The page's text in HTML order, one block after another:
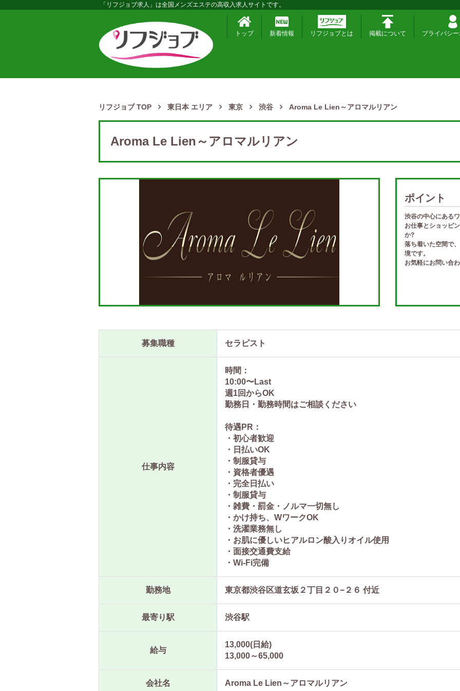
「リフジョブ求人」は全国メンズエステの高収入求人サイトです。
トップ 新着情報 リフジョブとは 掲載について プライバシ
リフジョブ TOP 東日本 エリア 東京 渋谷 Aroma Le Lien～アロマルリアン
Aroma Le Lien～アロマルリアン
ポイント
渋谷の中心にある
お仕事とショッピ
か?
落ち着いた空間で
境です。
お気軽にお問い合
募集職種 セラピスト
仕事内容
時間：
10:00〜Last
週1回からOK
勤務日・勤務時間はご相談ください
待遇PR：
・初心者歓迎
・日払いOK
・制服貸与
・資格者優遇
・完全日払い
・制服貸与
・雑費・罰金・ノルマ一切無し
・かけ持ち、WワークOK
・洗濯業務無し
・お肌に優しいヒアルロン酸入りオイル使用
・面接交通費支給
・Wi-Fi完備
勤務地 東京都渋谷区道玄坂２丁目２０−２６ 付近
最寄り駅 渋谷駅
給与
13,000(日給)
13,000～65,000
会社名 Aroma Le Lien～アロマルリアン